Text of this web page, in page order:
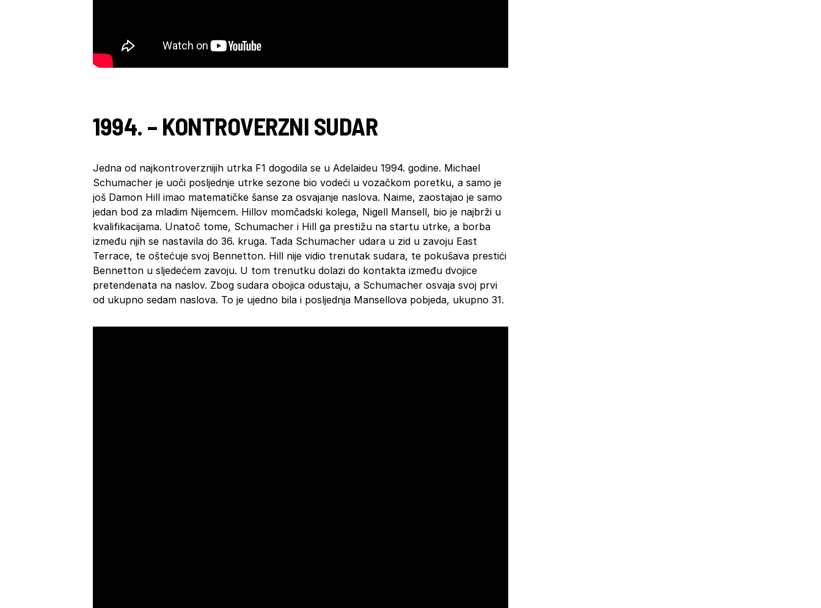
1994. – KONTROVERZNI SUDAR
Jedna od najkontroverznijih utrka F1 dogodila se u Adelaideu 1994. godine. Michael
Schumacher je uoči posljednje utrke sezone bio vodeći u vozačkom poretku, a samo je
još Damon Hill imao matematičke šanse za osvajanje naslova. Naime, zaostajao je samo
jedan bod za mladim Nijemcem. Hillov momčadski kolega, Nigell Mansell, bio je najbrži u
kvalifikacijama. Unatoč tome, Schumacher i Hill ga prestižu na startu utrke, a borba
između njih se nastavila do 36. kruga. Tada Schumacher udara u zid u zavoju East
Terrace, te oštećuje svoj Bennetton. Hill nije vidio trenutak sudara, te pokušava prestići
Bennetton u sljedećem zavoju. U tom trenutku dolazi do kontakta između dvojice
pretendenata na naslov. Zbog sudara obojica odustaju, a Schumacher osvaja svoj prvi
od ukupno sedam naslova. To je ujedno bila i posljednja Mansellova pobjeda, ukupno 31.